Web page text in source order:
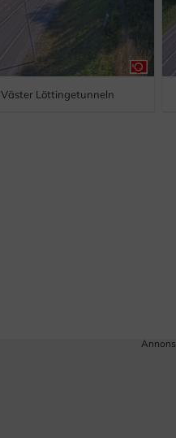
Väster Löttingetunneln
Annons